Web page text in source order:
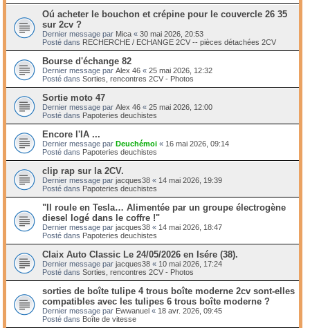
Oú acheter le bouchon et crépine pour le couvercle 26 35
sur 2cv ?
Dernier message par Mica « 30 mai 2026, 20:53
Posté dans RECHERCHE / ECHANGE 2CV -- pièces détachées 2CV
Bourse d'échange 82
Dernier message par Alex 46 « 25 mai 2026, 12:32
Posté dans Sorties, rencontres 2CV - Photos
Sortie moto 47
Dernier message par Alex 46 « 25 mai 2026, 12:00
Posté dans Papoteries deuchistes
Encore l'IA ...
Dernier message par Deuchémoi « 16 mai 2026, 09:14
Posté dans Papoteries deuchistes
clip rap sur la 2CV.
Dernier message par jacques38 « 14 mai 2026, 19:39
Posté dans Papoteries deuchistes
"Il roule en Tesla… Alimentée par un groupe électrogène
diesel logé dans le coffre !"
Dernier message par jacques38 « 14 mai 2026, 18:47
Posté dans Papoteries deuchistes
Claix Auto Classic Le 24/05/2026 en Isére (38).
Dernier message par jacques38 « 10 mai 2026, 17:24
Posté dans Sorties, rencontres 2CV - Photos
sorties de boîte tulipe 4 trous boîte moderne 2cv sont-elles
compatibles avec les tulipes 6 trous boîte moderne ?
Dernier message par Ewwanuel « 18 avr. 2026, 09:45
Posté dans Boîte de vitesse